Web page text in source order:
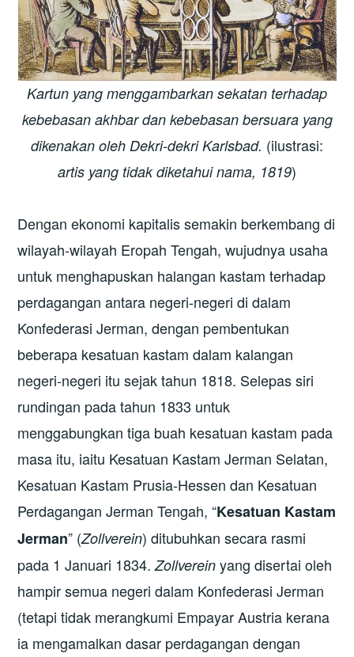
Kartun yang menggambarkan sekatan terhadap
kebebasan akhbar dan kebebasan bersuara yang
dikenakan oleh Dekri-dekri Karlsbad. (ilustrasi:
artis yang tidak diketahui nama, 1819)
Dengan ekonomi kapitalis semakin berkembang di
wilayah-wilayah Eropah Tengah, wujudnya usaha
untuk menghapuskan halangan kastam terhadap
perdagangan antara negeri-negeri di dalam
Konfederasi Jerman, dengan pembentukan
beberapa kesatuan kastam dalam kalangan
negeri-negeri itu sejak tahun 1818. Selepas siri
rundingan pada tahun 1833 untuk
menggabungkan tiga buah kesatuan kastam pada
masa itu, iaitu Kesatuan Kastam Jerman Selatan,
Kesatuan Kastam Prusia-Hessen dan Kesatuan
Perdagangan Jerman Tengah, “Kesatuan Kastam
Jerman” (Zollverein) ditubuhkan secara rasmi
pada 1 Januari 1834.Zollvereinyang disertai oleh
hampir semua negeri dalam Konfederasi Jerman
(tetapi tidak merangkumi Empayar Austria kerana
ia mengamalkan dasar perdagangan dengan